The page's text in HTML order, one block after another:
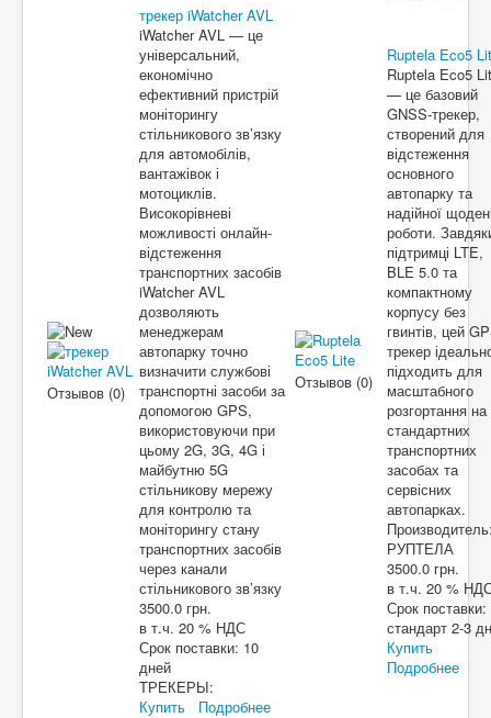
Отзывов (0)
трекер iWatcher AVL
iWatcher AVL — це
універсальний,
економічно
ефективний пристрій
моніторингу
стільникового зв’язку
для автомобілів,
вантажівок і
мотоциклів.
Високорівневі
можливості онлайн-
відстеження
транспортних засобів
iWatcher AVL
дозволяють
менеджерам
автопарку точно
визначити службові
транспортні засоби за
допомогою GPS,
використовуючи при
цьому 2G, 3G, 4G і
майбутню 5G
стільникову мережу
для контролю та
моніторингу стану
транспортних засобів
через канали
стільникового зв’язку
3500.0 грн.
в т.ч. 20 % НДС
Срок поставки: 10
дней
ТРЕКЕРЫ:
Купить
Подробнее
Отзывов (0)
Ruptela Eco5
Ruptela Eco5
— це базовий
GNSS-трекер,
створений для
відстеження
основного
автопарку та
надійної
роботи.
підтримці LTE,
BLE 5.0 та
компактному
корпусу без
гвинтів, цей
трекер
підходить для
масштабного
розгортання на
стандартних
транспортних
засобах та
сервісних
автопарках.
РУПТЕЛА
3500.0 грн.
в т.ч. 20 %
Срок поставки:
стандарт 2-3
Купить
Подробнее